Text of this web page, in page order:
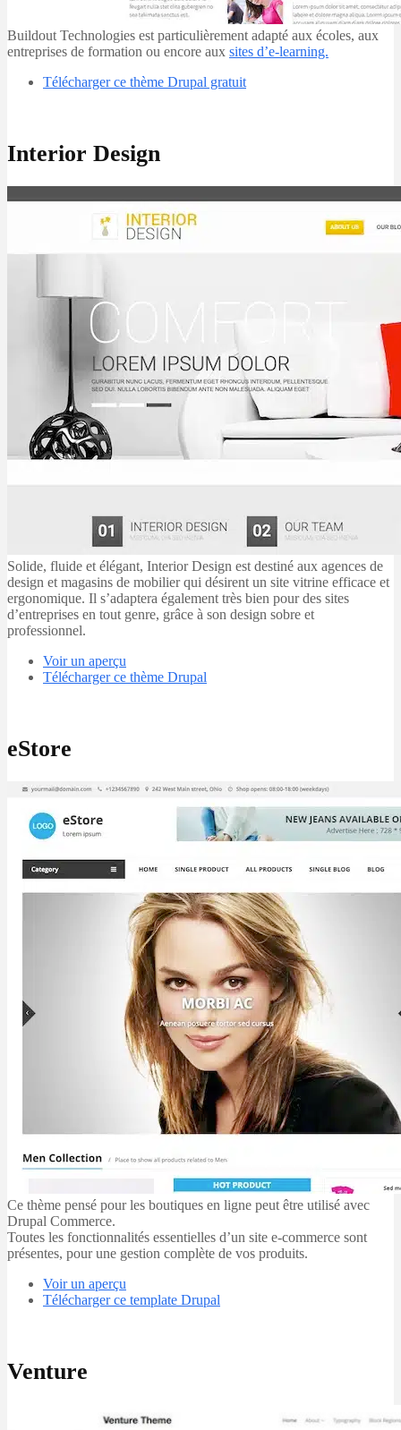
Buildout Technologies est particulièrement adapté aux écoles, aux
entreprises de formation ou encore aux sites d’e-learning.
Télécharger ce thème Drupal gratuit
Interior Design
Solide, fluide et élégant, Interior Design est destiné aux agences de
design et magasins de mobilier qui désirent un site vitrine efficace et
ergonomique. Il s’adaptera également très bien pour des sites
d’entreprises en tout genre, grâce à son design sobre et
professionnel.
Voir un aperçu
Télécharger ce thème Drupal
eStore
Ce thème pensé pour les boutiques en ligne peut être utilisé avec
Drupal Commerce.
Toutes les fonctionnalités essentielles d’un site e-commerce sont
présentes, pour une gestion complète de vos produits.
Voir un aperçu
Télécharger ce template Drupal
Venture